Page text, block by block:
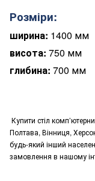
Розміри:
ширина: 1400 мм
висота: 750 мм
глибина: 700 мм
Купити стіл
Полтава, Вінниця,
будь-який інший
замовлення в нашому